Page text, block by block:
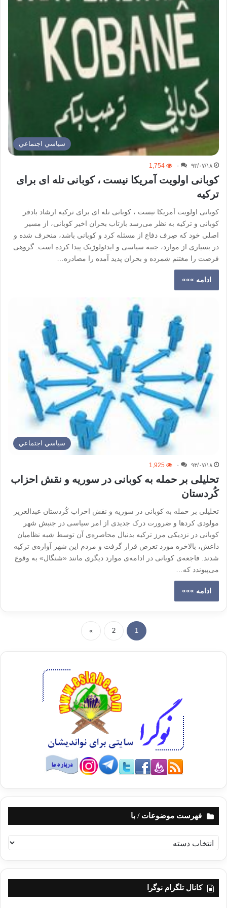
سياسي اجتماعي
۹۳/۰۷/۱۸ ۰ 1,754
کوبانی اولویت آمریکا نیست ، کوبانی تله ای برای
ترکیه
کوبانی اولویت آمریکا نیست ، کوبانی تله ای برای ترکیه ارشاد بادفر
کوبانی و ترکیه به نظر می‌رسد بازتاب بحران اخیر کوبانی، از مسیر
اصلی خود که صِرف دفاع از مسئله کرد و کوبانی باشد، منحرف شده و
در بسیاری از موارد، جنبه سیاسی و ایدئولوژیک پیدا کرده است. گروهی
فرصت را مغتنم شمرده و بحران پدید آمده را مصادره…
ادامه »»»
سياسي اجتماعي
۹۳/۰۷/۱۸ ۰ 1,925
تحلیلی بر حمله به کوبانی در سوریه و نقش احزاب
کُردستان
تحلیلی بر حمله به کوبانی در سوریه و نقش احزاب کُردستان عبدالعزیز
مولودی کرد‌ها و ضرورت درک جدیدی از امر سیاسی در جنبش شهر
کوبانی در نزدیکی مرز ترکیه بدنبال محاصره‌ی آن توسط شبه نظامیان
داعش، بالاخره مورد تعرض قرار گرفت و مردم این شهر آواره‌ی ترکیه
شدند. فاجعه‌ی کوبانی در ادامه‌ی موارد دیگری مانند «شنگال» به وقوع
می‌پیوندد که…
ادامه »»»
1
2
»
فهرست موضوعات / با
ه
ر
کانال تلگرام نوگرا